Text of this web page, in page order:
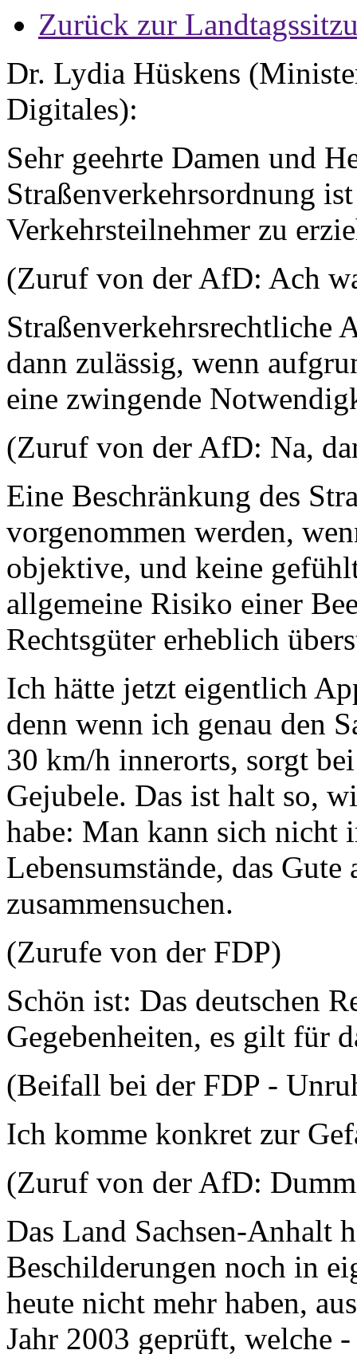
Zurück zur
Dr. Lydia Hüskens
Digitales):
Sehr geehrte Damen und
Straßenverkehrsordnung
Verkehrsteilnehmer zu
(Zuruf von der AfD: Ach
Straßenverkehrsrechtliche
dann zulässig, wenn
eine zwingende
(Zuruf von der AfD: Na,
Eine Beschränkung des
vorgenommen werden,
objektive, und keine
allgemeine Risiko einer
Rechtsgüter erheblich
Ich hätte jetzt eigentlich
denn wenn ich genau den
30 km/h innerorts, sorgt
Gejubele. Das ist halt so,
habe: Man kann sich nicht
Lebensumstände, das
zusammensuchen.
(Zurufe von der FDP)
Schön ist: Das deutschen
Gegebenheiten, es gilt für
(Beifall bei der FDP -
Ich komme konkret zur
(Zuruf von der AfD:
Das Land Sachsen-Anhalt
Beschilderungen noch in
heute nicht mehr haben,
Jahr 2003 geprüft, welche